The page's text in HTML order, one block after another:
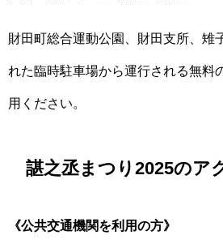
財田町総合運動公園、財田支所、雉
れた臨時駐車場から運行される無料
用ください。
諶之丞まつり2025のア
《公共交通機関を利用の方》